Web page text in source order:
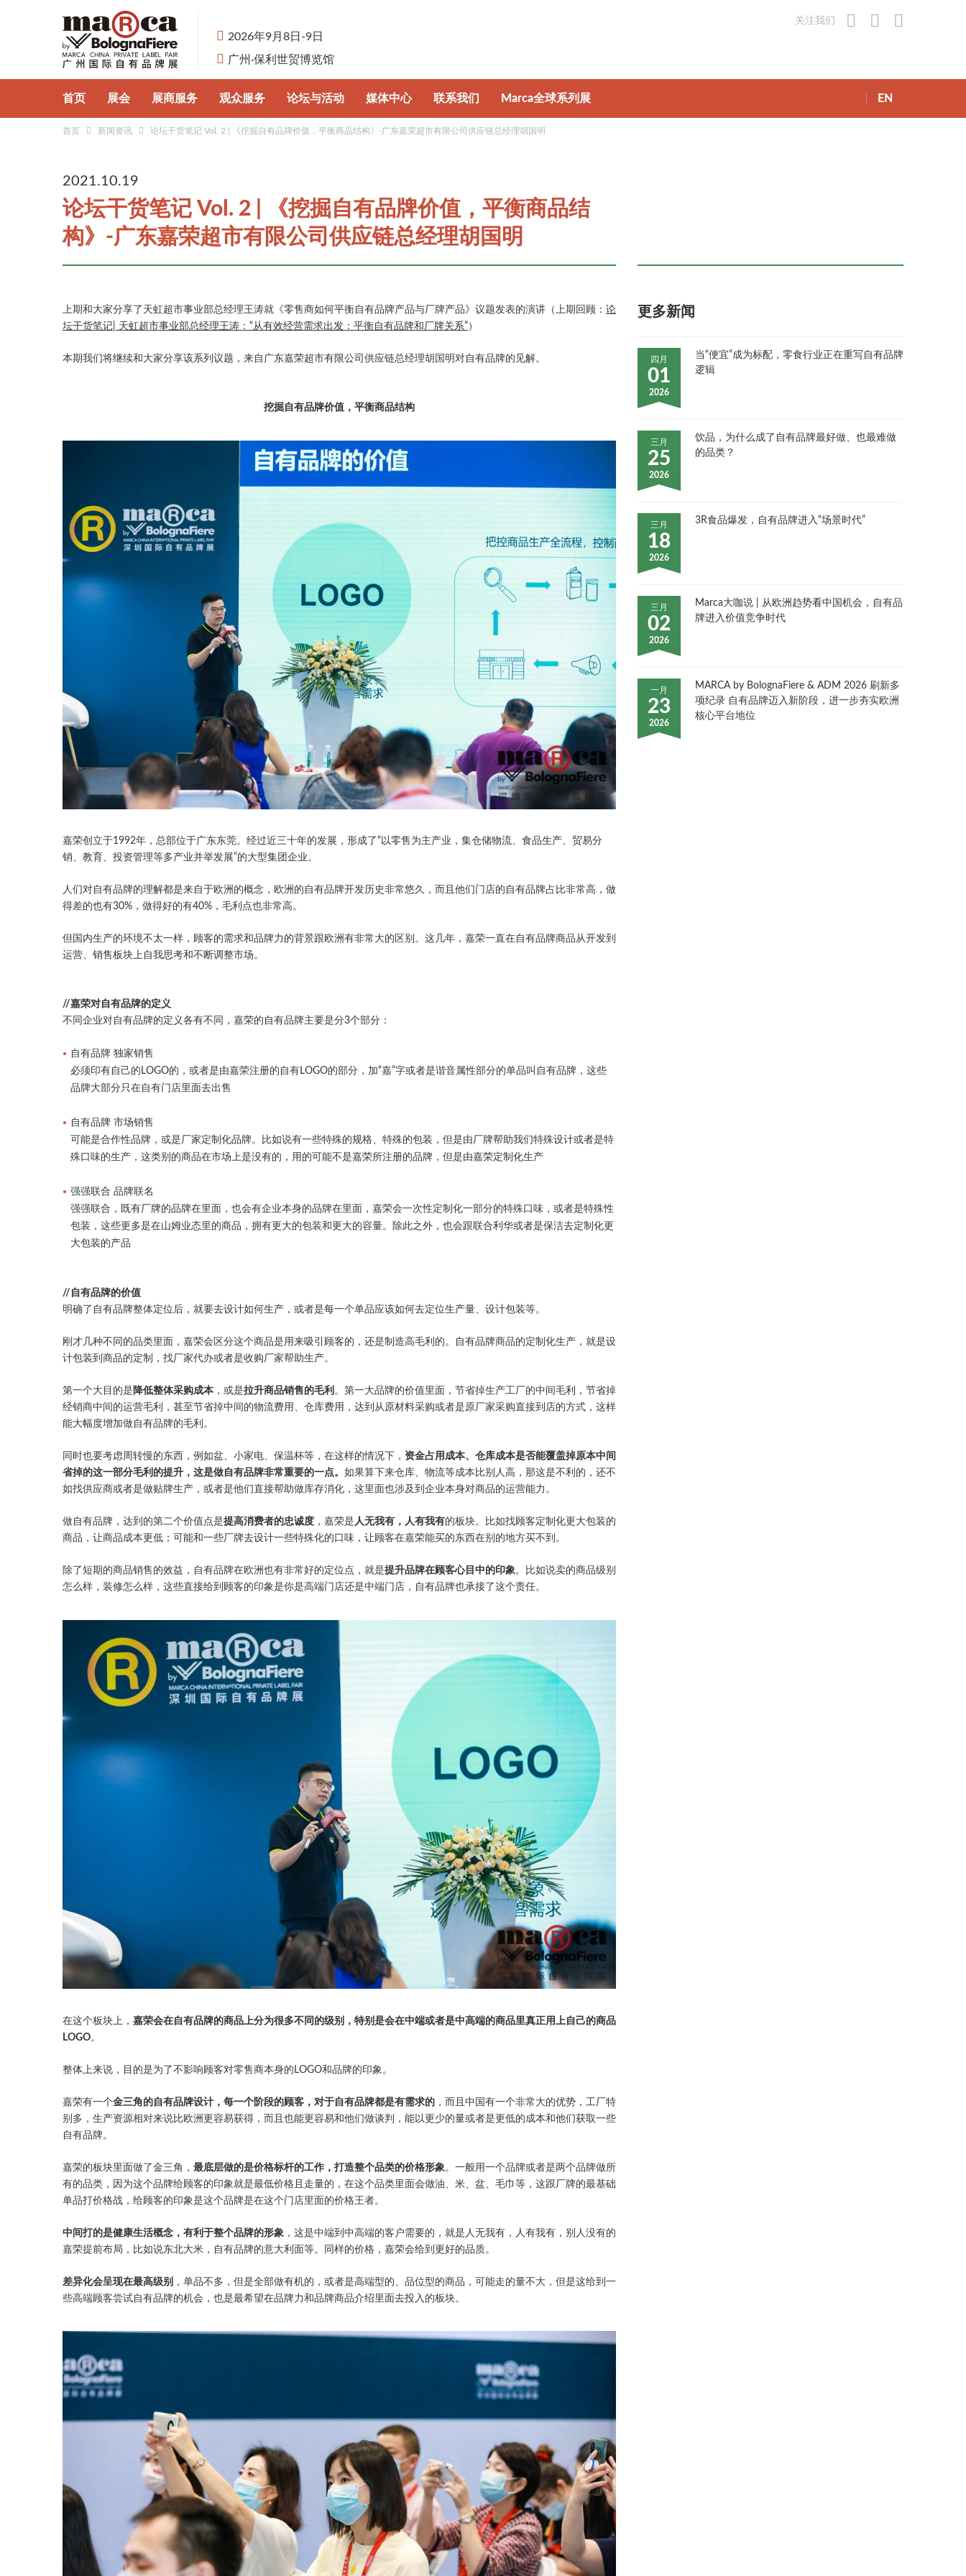
2026年9月8日-9日
广州·保利世贸博览馆
关注我们
首页 展会
展会概况
认识自有品牌
主办单位
展商服务
参展申请
为何参展
观众服务
观众预登记
展馆与交通
论坛与活动
行业论坛
媒体中心
新闻资讯
下载中心
联系我们 Marca全球系列展
意大利博洛尼亚国际自有品牌展
EN
首页 新闻资讯 论坛干货笔记 Vol. 2 | 《挖掘自有品牌价值，平衡商品结构》-广东嘉荣超市有限公司供应链总经理胡国明
2021.10.19
论坛干货笔记 Vol. 2 | 《挖掘自有品牌价值，平衡商品结
构》-广东嘉荣超市有限公司供应链总经理胡国明
上期和大家分享了天虹超市事业部总经理王涛就《零售商如何平衡自有品牌产品与厂牌产品》议题发表的演讲（上期回顾： 论
坛干货笔记| 天虹超市事业部总经理王涛：“从有效经营需求出发：平衡自有品牌和厂牌关系” ）
本期我们将继续和大家分享该系列议题，来自广东嘉荣超市有限公司供应链总经理胡国明对自有品牌的见解。
挖掘自有品牌价值，平衡商品结构
嘉荣创立于1992年，总部位于广东东莞。经过近三十年的发展，形成了“以零售为主产业，集仓储物流、食品生产、贸易分
销、教育、投资管理等多产业并举发展”的大型集团企业。
人们对自有品牌的理解都是来自于欧洲的概念，欧洲的自有品牌开发历史非常悠久，而且他们门店的自有品牌占比非常高，做
得差的也有30%，做得好的有40%，毛利点也非常高。
但国内生产的环境不太一样，顾客的需求和品牌力的背景跟欧洲有非常大的区别。这几年，嘉荣一直在自有品牌商品从开发到
运营、销售板块上自我思考和不断调整市场。
//嘉荣对自有品牌的定义
不同企业对自有品牌的定义各有不同，嘉荣的自有品牌主要是分3个部分：
自有品牌 独家销售
必须印有自己的LOGO的，或者是由嘉荣注册的自有LOGO的部分，加“嘉”字或者是谐音属性部分的单品叫自有品牌，这些
品牌大部分只在自有门店里面去出售
自有品牌 市场销售
可能是合作性品牌，或是厂家定制化品牌。比如说有一些特殊的规格、特殊的包装，但是由厂牌帮助我们特殊设计或者是特
殊口味的生产，这类别的商品在市场上是没有的，用的可能不是嘉荣所注册的品牌，但是由嘉荣定制化生产
强强联合 品牌联名
强强联合，既有厂牌的品牌在里面，也会有企业本身的品牌在里面，嘉荣会一次性定制化一部分的特殊口味，或者是特殊性
包装，这些更多是在山姆业态里的商品，拥有更大的包装和更大的容量。除此之外，也会跟联合利华或者是保洁去定制化更
大包装的产品
//自有品牌的价值
明确了自有品牌整体定位后，就要去设计如何生产，或者是每一个单品应该如何去定位生产量、设计包装等。
刚才几种不同的品类里面，嘉荣会区分这个商品是用来吸引顾客的，还是制造高毛利的。自有品牌商品的定制化生产，就是设
计包装到商品的定制，找厂家代办或者是收购厂家帮助生产。
第一个大目的是 降低整体采购成本 ，或是拉升商品销售的毛利 。第一大品牌的价值里面，节省掉生产工厂的中间毛利，节省掉
经销商中间的运营毛利，甚至节省掉中间的物流费用、仓库费用，达到从原材料采购或者是原厂家采购直接到店的方式，这样
能大幅度增加做自有品牌的毛利。
同时也要考虑周转慢的东西，例如盆、小家电、保温杯等，在这样的情况下， 资金占用成本、仓库成本是否能覆盖掉原本中间
省掉的这一部分毛利的提升，这是做自有品牌非常重要的一点。 如果算下来仓库、物流等成本比别人高，那这是不利的，还不
如找供应商或者是做贴牌生产，或者是他们直接帮助做库存消化，这里面也涉及到企业本身对商品的运营能力。
做自有品牌，达到的第二个价值点是提高消费者的忠诚度 ，嘉荣是 人无我有，人有我有的板块。比如找顾客定制化更大包装的
商品，让商品成本更低；可能和一些厂牌去设计一些特殊化的口味，让顾客在嘉荣能买的东西在别的地方买不到。
除了短期的商品销售的效益，自有品牌在欧洲也有非常好的定位点，就是提升品牌在顾客心目中的印象。比如说卖的商品级别
怎么样，装修怎么样，这些直接给到顾客的印象是你是高端门店还是中端门店，自有品牌也承接了这个责任。
在这个板块上， 嘉荣会在自有品牌的商品上分为很多不同的级别，特别是会在中端或者是中高端的商品里真正用上自己的商品
LOGO。
整体上来说，目的是为了不影响顾客对零售商本身的LOGO和品牌的印象。
嘉荣有一个金三角的自有品牌设计，每一个阶段的顾客，对于自有品牌都是有需求的 ，而且中国有一个非常大的优势，工厂特
别多，生产资源相对来说比欧洲更容易获得，而且也能更容易和他们做谈判，能以更少的量或者是更低的成本和他们获取一些
自有品牌。
嘉荣的板块里面做了金三角， 最底层做的是价格标杆的工作，打造整个品类的价格形象 。一般用一个品牌或者是两个品牌做所
有的品类，因为这个品牌给顾客的印象就是最低价格且走量的，在这个品类里面会做油、米、盆、毛巾等，这跟厂牌的最基础
单品打价格战，给顾客的印象是这个品牌是在这个门店里面的价格王者。
中间打的是健康生活概念，有利于整个品牌的形象 ，这是中端到中高端的客户需要的，就是人无我有，人有我有，别人没有的
嘉荣提前布局，比如说东北大米，自有品牌的意大利面等。同样的价格，嘉荣会给到更好的品质。
差异化会呈现在最高级别
，单品不多，但是全部做有机的，或者是高端型的、品位型的商品，可能走的量不大，但是这给到一
些高端顾客尝试自有品牌的机会，也是最希望在品牌力和品牌商品介绍里面去投入的板块。
更多新闻
四月
01
2026
当“便宜”成为标配，零食行业正在重写自有品牌
逻辑
三月
25
2026
饮品，为什么成了自有品牌最好做、也最难做
的品类？
三月
18
2026
3R食品爆发，自有品牌进入“场景时代”
三月
02
2026
Marca大咖说 | 从欧洲趋势看中国机会，自有品
牌进入价值竞争时代
一月
23
2026
MARCA by BolognaFiere & ADM 2026 刷新多
项纪录 自有品牌迈入新阶段，进一步夯实欧洲
核心平台地位